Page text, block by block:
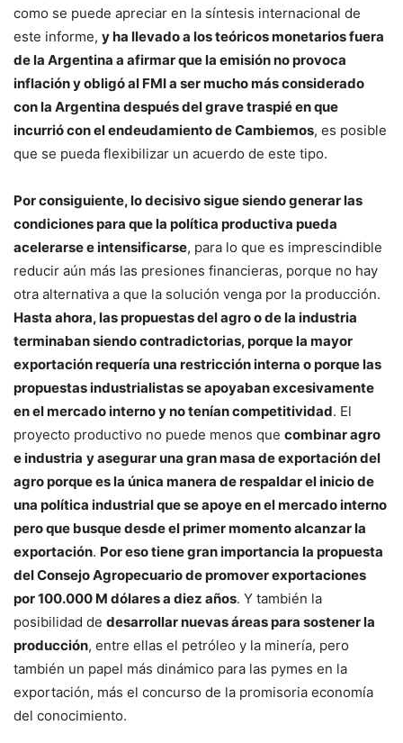
como se puede apreciar en la síntesis internacional de
este informe, y ha llevado a los teóricos monetarios fuera
de la Argentina a afirmar que la emisión no provoca
inflación y obligó al FMI a ser mucho más considerado
con la Argentina después del grave traspié en que
incurrió con el endeudamiento de Cambiemos, es posible
que se pueda flexibilizar un acuerdo de este tipo.
Por consiguiente, lo decisivo sigue siendo generar las
condiciones para que la política productiva pueda
acelerarse e intensificarse, para lo que es imprescindible
reducir aún más las presiones financieras, porque no hay
otra alternativa a que la solución venga por la producción.
Hasta ahora, las propuestas del agro o de la industria
terminaban siendo contradictorias, porque la mayor
exportación requería una restricción interna o porque las
propuestas industrialistas se apoyaban excesivamente
en el mercado interno y no tenían competitividad. El
proyecto productivo no puede menos que combinar agro
e industria y asegurar una gran masa de exportación del
agro porque es la única manera de respaldar el inicio de
una política industrial que se apoye en el mercado interno
pero que busque desde el primer momento alcanzar la
exportación. Por eso tiene gran importancia la propuesta
del Consejo Agropecuario de promover exportaciones
por 100.000 M dólares a diez años. Y también la
posibilidad de desarrollar nuevas áreas para sostener la
producción, entre ellas el petróleo y la minería, pero
también un papel más dinámico para las pymes en la
exportación, más el concurso de la promisoria economía
del conocimiento.